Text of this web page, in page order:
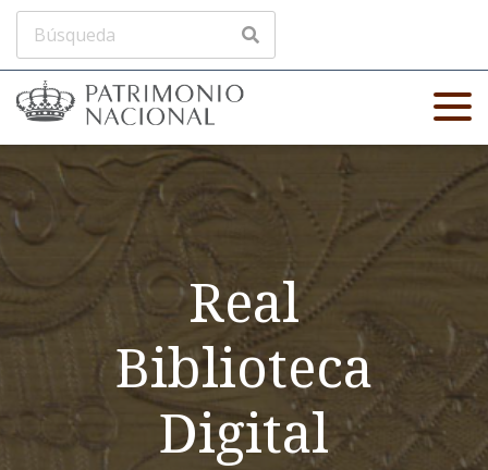
Real
Biblioteca
Digital